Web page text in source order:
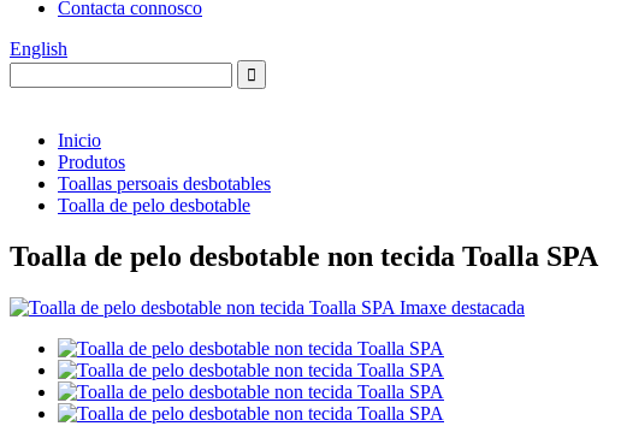
Contacta connosco
English
Inicio
Produtos
Toallas persoais desbotables
Toalla de pelo desbotable
Toalla de pelo desbotable non tecida Toalla SPA